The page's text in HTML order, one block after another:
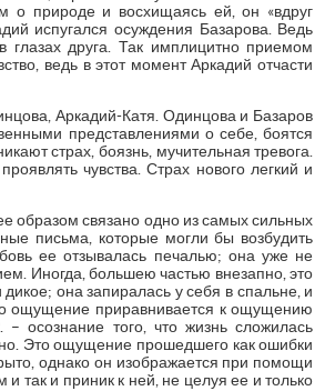
о природе и восхищаясь ей, он «вдруг
испугался осуждения Базарова. Ведь
глазах друга. Так имплицитно приемом
ведь в этот момент Аркадий отчасти
Аркадий-Катя. Одинцова и Базаров
представлениями о себе, боятся
страх, боязнь, мучительная тревога.
чувства. Страх нового легкий и
образом связано одно из самых сильных
письма, которые могли бы возбудить
ее отзывалась печалью; она уже не
Иногда, большею частью внезапно, это
она запиралась у себя в спальне, и
ощущение приравнивается к ощущению
осознание того, что жизнь сложилась
Это ощущение прошедшего как ошибки
однако он изображается при помощи
так и приник к ней, не целуя ее и только